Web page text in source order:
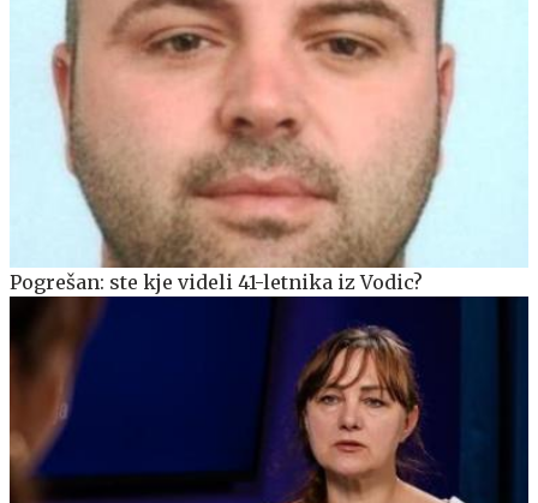
Pogrešan: ste kje videli 41-letnika iz Vodic?